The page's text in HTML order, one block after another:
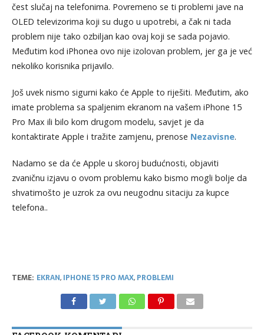
čest slučaj na telefonima. Povremeno se ti problemi jave na
OLED televizorima koji su dugo u upotrebi, a čak ni tada
problem nije tako ozbiljan kao ovaj koji se sada pojavio.
Međutim kod iPhonea ovo nije izolovan problem, jer ga je već
nekoliko korisnika prijavilo.
Još uvek nismo sigurni kako će Apple to riješiti. Međutim, ako
imate problema sa spaljenim ekranom na vašem iPhone 15
Pro Max ili bilo kom drugom modelu, savjet je da
kontaktirate Apple i tražite zamjenu, prenose Nezavisne.
Nadamo se da će Apple u skoroj budućnosti, objaviti
zvaničnu izjavu o ovom problemu kako bismo mogli bolje da
shvatimošto je uzrok za ovu neugodnu sitaciju za kupce
telefona..
TEME: EKRAN, IPHONE 15 PRO MAX, PROBLEMI